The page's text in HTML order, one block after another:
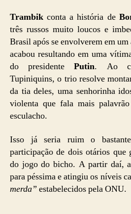
Trambik conta a história de
três russos muito loucos e
Brasil após se envolverem em
acabou resultando em uma
do presidentePutin. Ao
Tupiniquins, o trio resolve
da tia deles, uma senhorinha
violenta que fala mais
esculacho.
Isso já seria ruim o
participação de dois otários que
do jogo do bicho. A partir daí,
para péssima e atingiu os níveis
merda” estabelecidos pela ONU.